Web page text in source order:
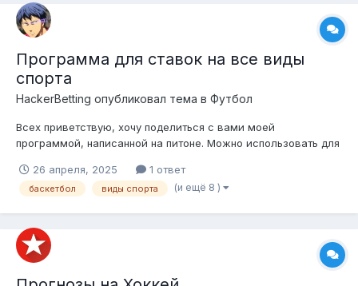
Программа для ставок на все виды
спорта
HackerBetting опубликовал тема в Футбол
Всех приветствую, хочу поделиться с вами моей
программой, написанной на питоне. Можно использовать для
я поленился парсить данные. Так же для футбола
необходима вводить коэффициенты через Форы(0), ничью я
26 апреля, 2025 1 ответ
баскетбол виды спорта (и ещё 8 )